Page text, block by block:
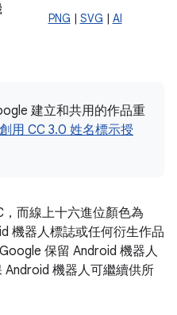
PNG SVG AI
建立和共用的作品重
創用 CC 3.0 姓名標示授
而線上十六進位顏色為
機器人標誌或任何衍生作品
保留 Android 機器人
機器人可繼續供所